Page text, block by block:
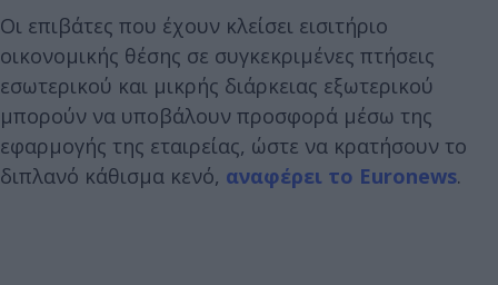
Οι επιβάτες που έχουν κλείσει εισιτήριο
οικονομικής θέσης σε συγκεκριμένες πτήσεις
εσωτερικού και μικρής διάρκειας εξωτερικού
μπορούν να υποβάλουν προσφορά μέσω της
εφαρμογής της εταιρείας, ώστε να κρατήσουν το
διπλανό κάθισμα κενό, αναφέρει το Euronews.